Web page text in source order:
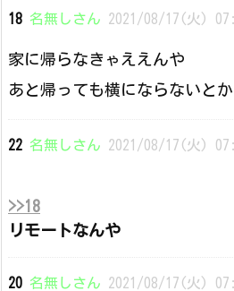
18 名無しさん 2021/08/17(火)
家に帰らなきゃええんや
あと帰っても横にならないとか
22 名無しさん 2021/08/17(火)
>>18
リモートなんや
20 名無しさん 2021/08/17(火)